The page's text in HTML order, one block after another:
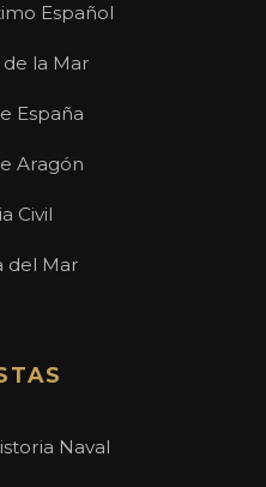
Español
la Mar
España
Aragón
Civil
del Mar
Naval